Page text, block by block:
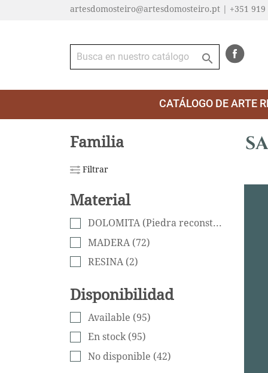
artesdomosteiro@artesdomosteiro.pt | +351 919

CATÁLOGO DE ARTE
Familia
Filtrar
Material
DOLOMITA (Piedra reconst.)
MADERA (72)
RESINA (2)
Disponibilidad
Available (95)
En stock (95)
No disponible (42)